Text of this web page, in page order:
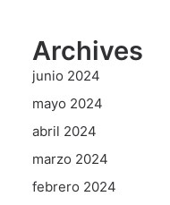
Archives
junio 2024
mayo 2024
abril 2024
marzo 2024
febrero 2024